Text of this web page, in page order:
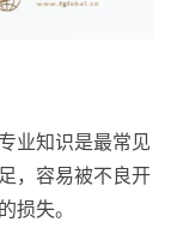
业知识是最常见
，容易被不良开
损失。